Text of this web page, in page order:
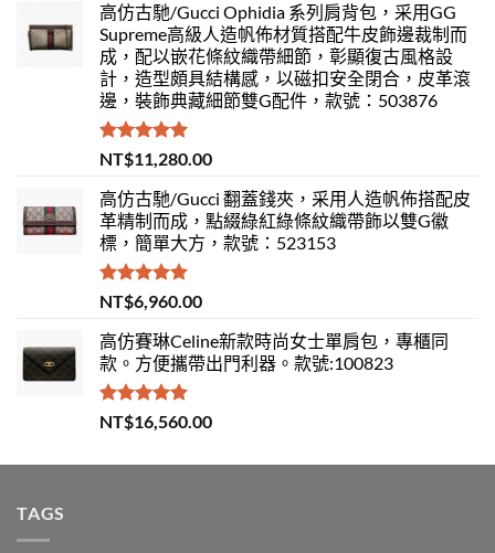
高仿古馳/Gucci Ophidia 系列肩背包，采用GG
Supreme高級人造帆佈材質搭配牛皮飾邊裁制而
成，配以嵌花條紋織帶細節，彰顯復古風格設
計，造型頗具結構感，以磁扣安全閉合，皮革滾
邊，裝飾典藏細節雙G配件，款號：503876
評分5.00
滿分 5
NT$11,280.00
高仿古馳/Gucci 翻蓋錢夾，采用人造帆佈搭配皮
革精制而成，點綴綠紅綠條紋織帶飾以雙G徽
標，簡單大方，款號：523153
評分 5.00
滿分 5
NT$6,960.00
高仿賽琳Celine新款時尚女士單肩包，專櫃同
款。方便攜帶出門利器。款號:100823
評分5.00
滿分 5
NT$16,560.00
TAGS